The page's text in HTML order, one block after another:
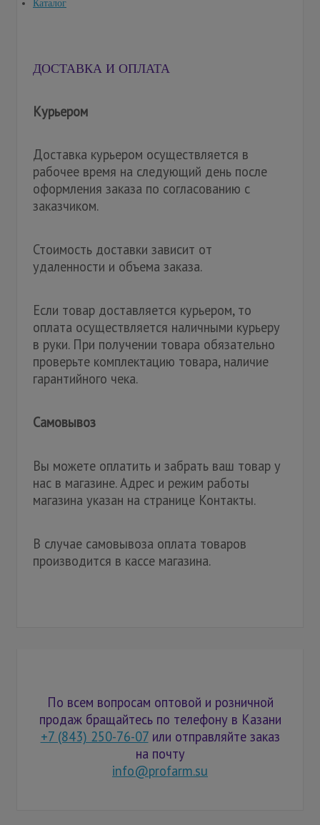
Каталог
ДОСТАВКА И ОПЛАТА
Курьером
Доставка курьером осуществляется в
рабочее время на следующий день после
оформления заказа по согласованию с
заказчиком.
Стоимость доставки зависит от
удаленности и объема заказа.
Если товар доставляется курьером, то
оплата осуществляется наличными курьеру
в руки. При получении товара обязательно
проверьте комплектацию товара, наличие
гарантийного чека.
Самовывоз
Вы можете оплатить и забрать ваш товар у
нас в магазине. Адрес и режим работы
магазина указан на странице Контакты.
В случае самовывоза оплата товаров
производится в кассе магазина.
По всем вопросам оптовой и розничной
продаж бращайтесь по телефону в Казани
+7 (843) 250-76-07или отправляйте заказ
на почту
info@profarm.su